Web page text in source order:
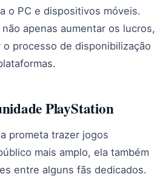
o PC e dispositivos móveis.
apenas aumentar os lucros,
o processo de disponibilização
PlayStation
prometa trazer jogos
mais amplo, ela também
entre alguns fãs dedicados.